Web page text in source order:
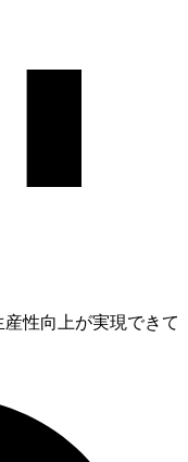
性向上が実現できて